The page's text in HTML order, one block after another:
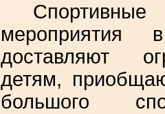
мероприятия
доставляют
детям,
большого